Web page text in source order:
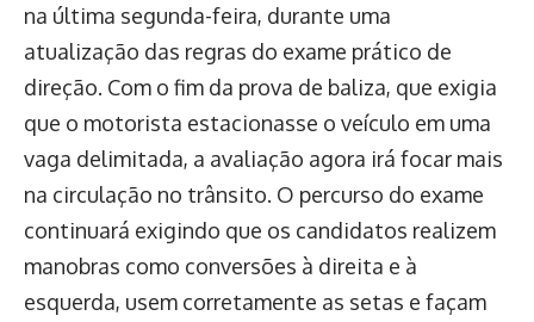
na última segunda-feira, durante uma
atualização das regras do exame prático de
direção. Com o fim da prova de baliza, que exigia
que o motorista estacionasse o veículo em uma
vaga delimitada, a avaliação agora irá focar mais
na circulação no trânsito. O percurso do exame
continuará exigindo que os candidatos realizem
manobras como conversões à direita e à
esquerda, usem corretamente as setas e façam